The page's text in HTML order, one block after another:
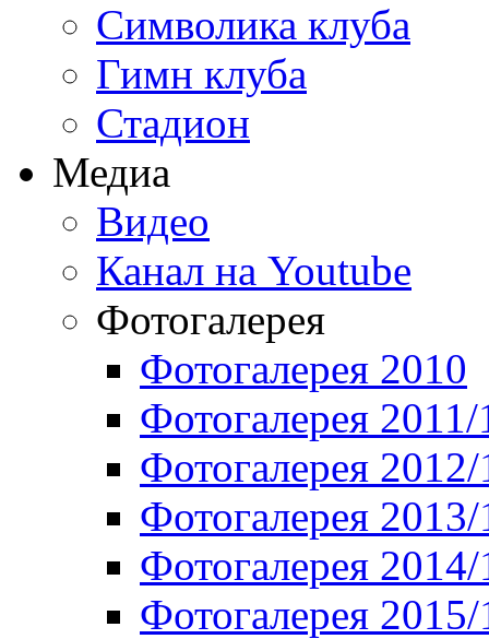
Символика клуба
Гимн клуба
Стадион
Медиа
Видео
Канал на Youtube
Фотогалерея
Фотогалерея 2010
Фотогалерея 2011/
Фотогалерея
Фотогалерея
Фотогалерея
Фотогалерея